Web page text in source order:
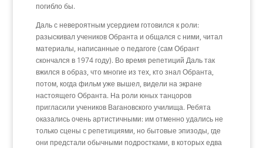
погибло бы.
Даль с невероятным усердием готовился к роли:
разыскивал учеников Обранта и общался с ними, читал
материалы, написанные о педагоге (сам Обрант
скончался в 1974 году). Во время репетиций Даль так
вжился в образ, что многие из тех, кто знал Обранта,
потом, когда фильм уже вышел, видели на экране
настоящего Обранта. На роли юных танцоров
пригласили учеников Вагановского училища. Ребята
оказались очень артистичными: им отменно удались не
только сцены с репетициями, но бытовые эпизоды, где
они предстали обычными подростками, в которых едва